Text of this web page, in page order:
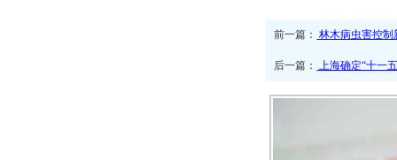
前一篇： 林木病虫害控
后一篇： 上海确定“十一